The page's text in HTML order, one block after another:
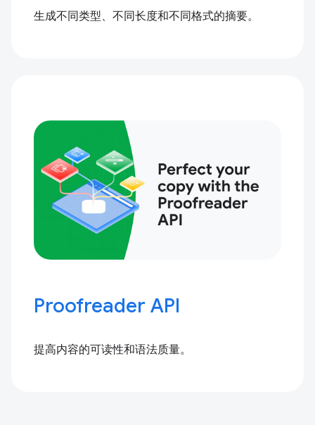
生成不同类型、不同长度和不同格式的摘要。
Proofreader API
提高内容的可读性和语法质量。